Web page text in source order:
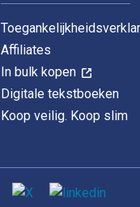
Affiliates
In bulk kopen
Digitale tekstboeken
Koop veilig. Koop slim